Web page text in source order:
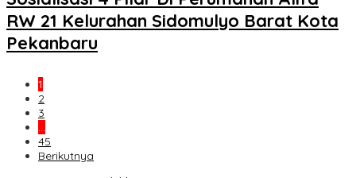
RW 21 Kelurahan Sidomulyo Barat Kota
Pekanbaru
1
2
3
…
45
Berikutnya